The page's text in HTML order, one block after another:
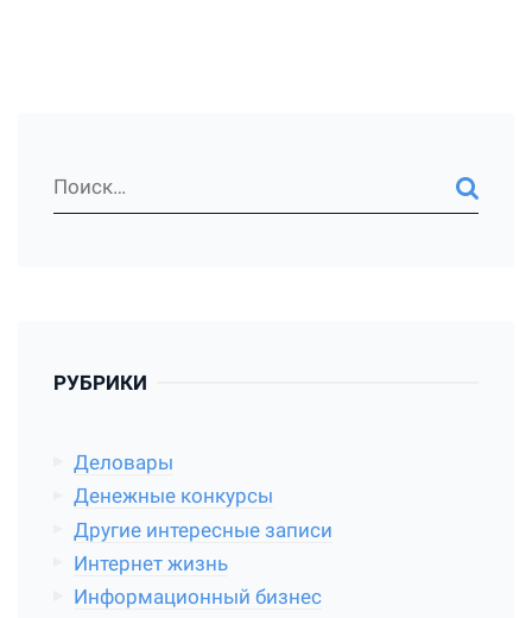
РУБРИКИ
Деловары
Денежные конкурсы
Другие интересные записи
Интернет жизнь
Информационный бизнес